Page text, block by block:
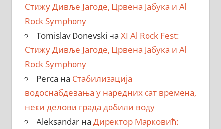
Стижу Дивље Јагоде, Црвена Јабука и Al
Rock Symphony
Tomislav Donevski на XI Al Rock Fest:
Стижу Дивље Јагоде, Црвена Јабука и Al
Rock Symphony
Perca на Стабилизација
водоснабдевања у наредних сат времена,
неки делови града добили воду
Aleksandarна Директор Марковић: